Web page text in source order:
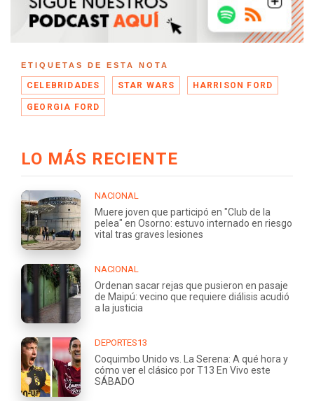
ETIQUETAS DE ESTA NOTA
CELEBRIDADES STAR WARS HARRISON FORD
GEORGIA FORD
LO MÁS RECIENTE
NACIONAL
Muere joven que participó en "Club de la
pelea" en Osorno: estuvo internado en riesgo
vital tras graves lesiones
NACIONAL
Ordenan sacar rejas que pusieron en pasaje
de Maipú: vecino que requiere diálisis acudió
a la justicia
DEPORTES13
Coquimbo Unido vs. La Serena: A qué hora y
cómo ver el clásico por T13 En Vivo este
SÁBADO